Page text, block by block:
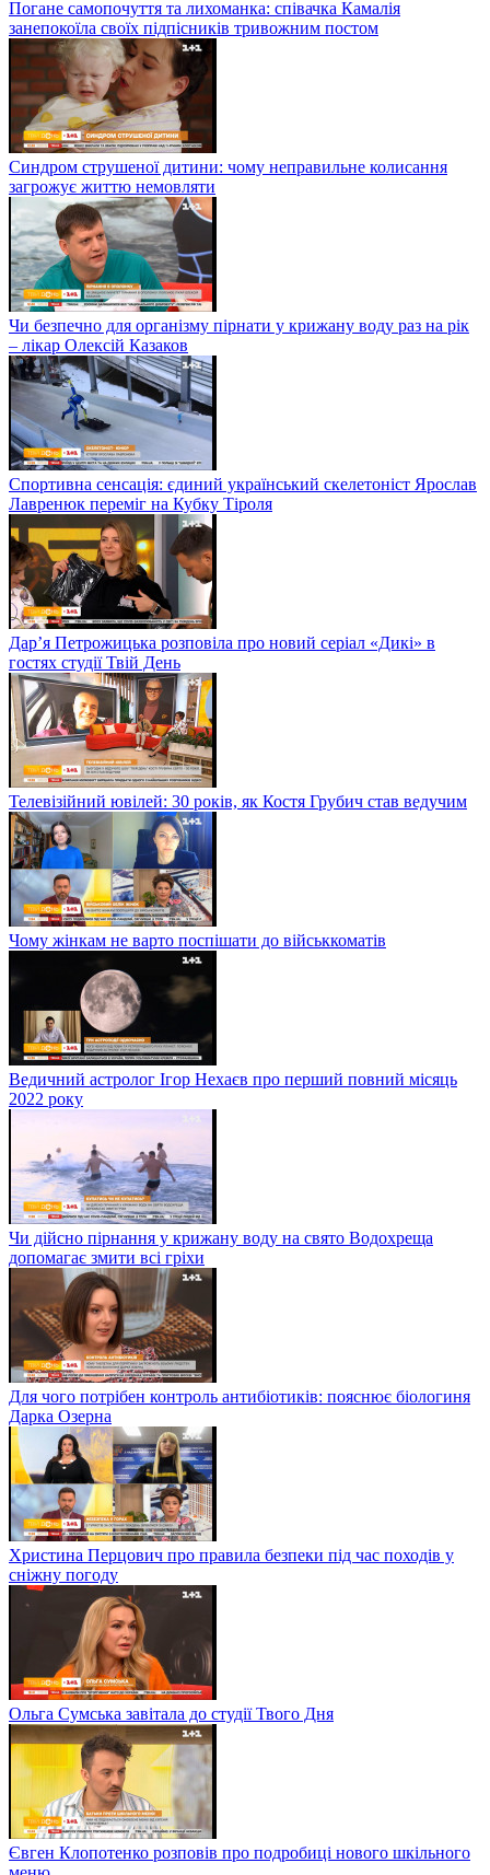
Погане самопочуття та лихоманка: співачка Камалія
занепокоїла своїх підпісників тривожним постом
Синдром струшеної дитини: чому неправильне колисання
загрожує життю немовляти
Чи безпечно для організму пірнати у крижану воду раз на рік
– лікар Олексій Казаков
Спортивна сенсація: єдиний український скелетоніст Ярослав
Лавренюк переміг на Кубку Тіроля
Дар’я Петрожицька розповіла про новий серіал «Дикі» в
гостях студії Твій День
Телевізійний ювілей: 30 років, як Костя Грубич став ведучим
Чому жінкам не варто поспішати до військкоматів
Ведичний астролог Ігор Нехаєв про перший повний місяць
2022 року
Чи дійсно пірнання у крижану воду на свято Водохреща
допомагає змити всі гріхи
Для чого потрібен контроль антибіотиків: пояснює біологиня
Дарка Озерна
Христина Перцович про правила безпеки під час походів у
сніжну погоду
Ольга Сумська завітала до студії Твого Дня
Євген Клопотенко розповів про подробиці нового шкільного